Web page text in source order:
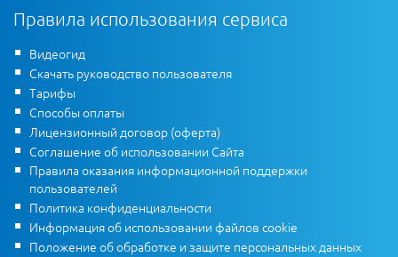
Правила использования сервиса
Видеогид
Скачать руководство пользователя
Тарифы
Способы оплаты
Лицензионный договор (оферта)
Соглашение об использовании Сайта
Правила оказания информационной поддержки
пользователей
Политика конфиденциальности
Информация об использовании файлов cookie
Положение об обработке и защите персональных данных